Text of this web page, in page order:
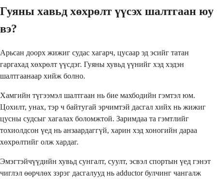
Гуяны хавьд хөхрөлт үүсэх шалтгаан юу
вэ?
Арьсан доорх жижиг судас хагарч, цусаар эд эсийг татан
гаргахад хөхрөлт үүсдэг. Гуяны хувьд үүнийг хэд хэдэн
шалтгаанаар хийж болно.
Хамгийн түгээмэл шалтгаан нь бие махбодийн гэмтэл юм.
Цохилт, унах, тэр ч байтугай эрчимтэй дасгал хийх нь жижиг
цусны судсыг хагалах боломжтой. Заримдаа та гэмтлийг
тохиолдсон үед нь анзаардаггүй, харин хэд хоногийн дараа
хөхрөлтийг олж хардаг.
Эмэгтэйчүүдийн хувьд сунгалт, суулт, эсвэл спортын үед гэнэт
чиглэл өөрчлөх зэрэг дасгалууд нь adductor булчинг чангалж